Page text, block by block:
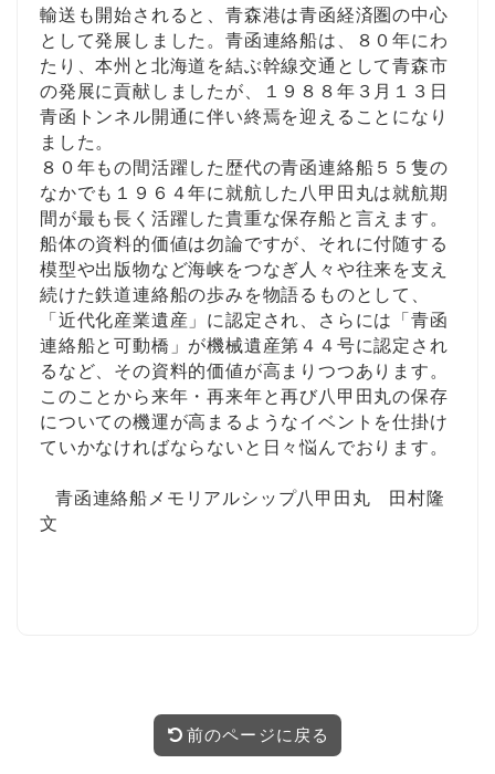
輸送も開始されると、青森港は青函経済圏の中心
として発展しました。青函連絡船は、８０年にわ
たり、本州と北海道を結ぶ幹線交通として青森市
の発展に貢献しましたが、１９８８年３月１３日
青函トンネル開通に伴い終焉を迎えることになり
ました。
８０年もの間活躍した歴代の青函連絡船５５隻の
なかでも１９６４年に就航した八甲田丸は就航期
間が最も長く活躍した貴重な保存船と言えます。
船体の資料的価値は勿論ですが、それに付随する
模型や出版物など海峡をつなぎ人々や往来を支え
続けた鉄道連絡船の歩みを物語るものとして、
「近代化産業遺産」に認定され、さらには「青函
連絡船と可動橋」が機械遺産第４４号に認定され
るなど、その資料的価値が高まりつつあります。
このことから来年・再来年と再び八甲田丸の保存
についての機運が高まるようなイベントを仕掛け
ていかなければならないと日々悩んでおります。
青函連絡船メモリアルシップ八甲田丸
田村隆
文
前のページに戻る